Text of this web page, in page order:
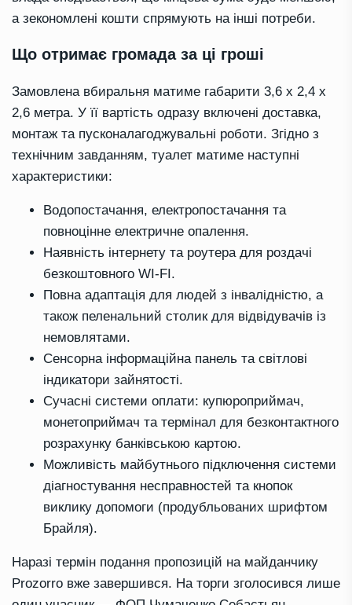
а зекономлені кошти спрямують на інші потреби.
Що отримає громада за ці гроші
Замовлена вбиральня матиме габарити 3,6 х 2,4 х
2,6 метра. У її вартість одразу включені доставка,
монтаж та пусконалагоджувальні роботи. Згідно з
технічним завданням, туалет матиме наступні
характеристики:
Водопостачання, електропостачання та
повноцінне електричне опалення.
Наявність інтернету та роутера для роздачі
безкоштовного WI-FI.
Повна адаптація для людей з інвалідністю, а
також пеленальний столик для відвідувачів із
немовлятами.
Сенсорна інформаційна панель та світлові
індикатори зайнятості.
Сучасні системи оплати: купюроприймач,
монетоприймач та термінал для безконтактного
розрахунку банківською картою.
Можливість майбутнього підключення системи
діагностування несправностей та кнопок
виклику допомоги (продубльованих шрифтом
Брайля).
Наразі термін подання пропозицій на майданчику
Prozorro вже завершився. На торги зголосився лише